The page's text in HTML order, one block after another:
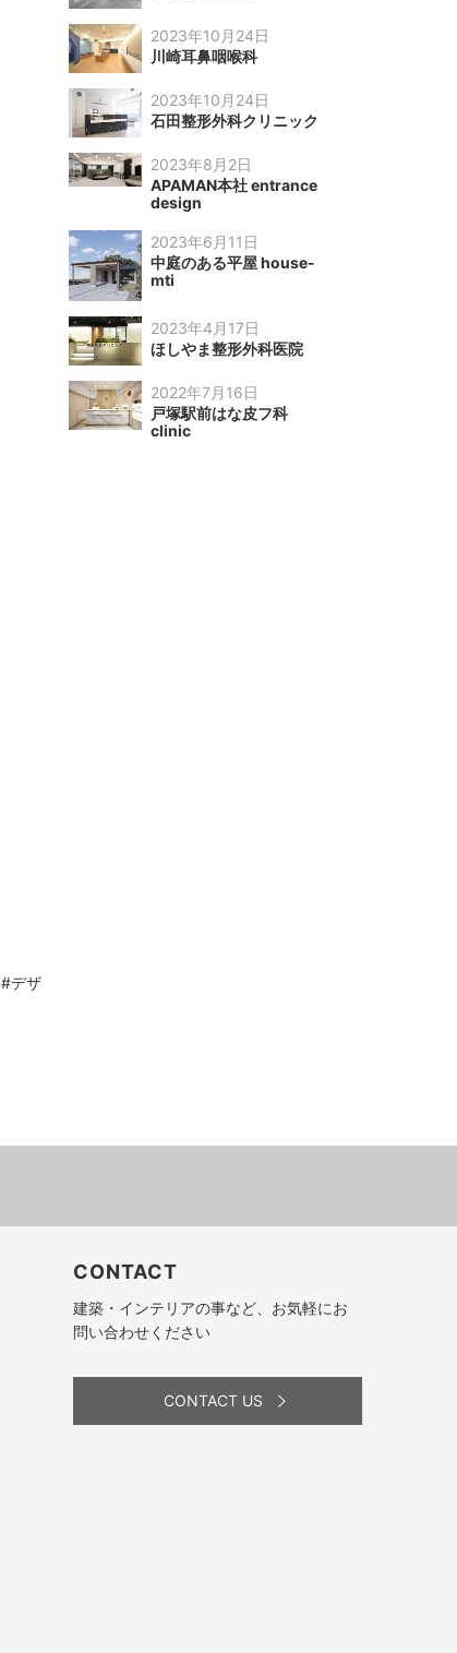
#デザ
2023年10月24日
川崎耳鼻咽喉科
2023年10月24日
石田整形外科クリニック
2023年8月2日
APAMAN本社 entrance
design
2023年6月11日
中庭のある平屋 house-
mti
2023年4月17日
ほしやま整形外科医院
2022年7月16日
戸塚駅前はな皮フ科
clinic
CONTACT
建築・インテリアの事など、お気軽にお
問い合わせください
CONTACT US